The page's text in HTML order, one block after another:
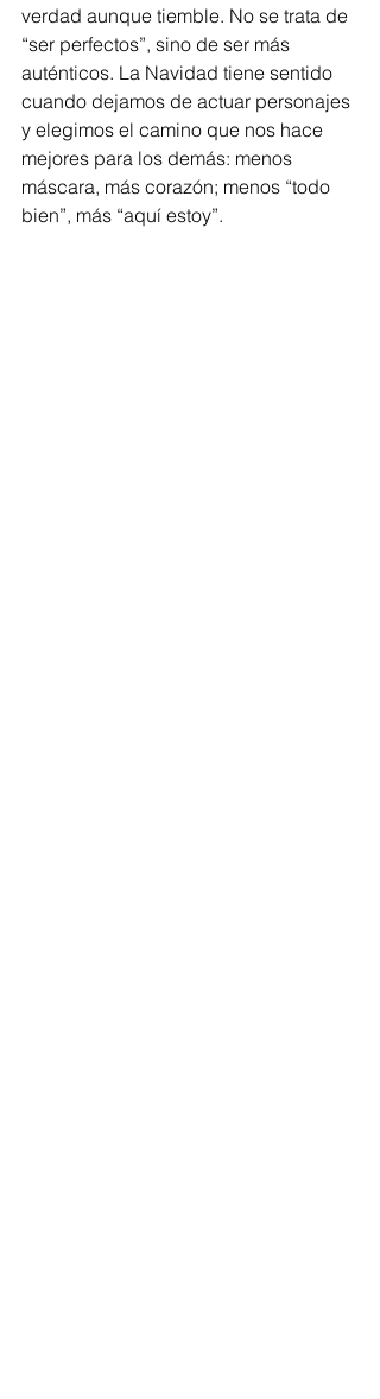
verdad aunque tiemble. No se trata de
“ser perfectos”, sino de ser más
auténticos. La Navidad tiene sentido
cuando dejamos de actuar personajes
y elegimos el camino que nos hace
mejores para los demás: menos
máscara, más corazón; menos “todo
bien”, más “aquí estoy”.